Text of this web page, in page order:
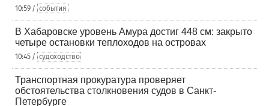
10:59 / события
В Хабаровске уровень Амура достиг 448 см: закрыто
четыре остановки теплоходов на островах
10:45 / судоходство
Транспортная прокуратура проверяет
обстоятельства столкновения судов в Санкт-
Петербурге